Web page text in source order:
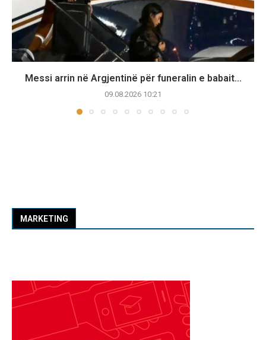
Messi arrin në Argjentinë për funeralin e babait...
09.08.2026 10:21
MARKETING